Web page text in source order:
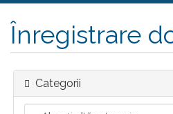
Înregistrare
Categorii